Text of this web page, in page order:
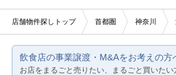
看板取り付け可
賃料20万円以下
バー・クラブ
サロン（マッサージ・エステ・ネイル
クリニック
東京23区
神奈川
店舗物件探しトップ 首都圏 神奈川
飲食店の事業譲渡・M&Aをお考えの方
お店をまるごと売りたい、まるごと買いたい